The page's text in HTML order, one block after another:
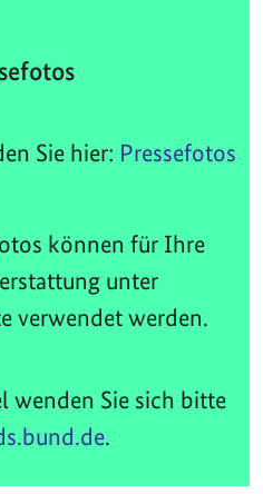
Sie hier: Pressefotos
können für Ihre
unter
verwendet werden.
wenden Sie sich bitte
.